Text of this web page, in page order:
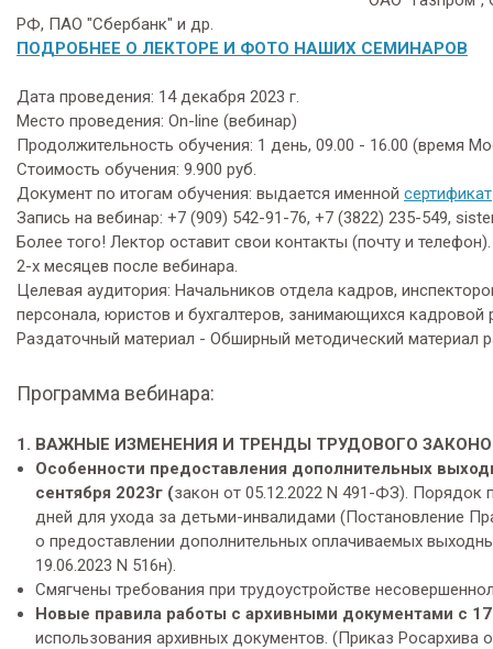
РФ, ПАО "Сбербанк" и др.
ПОДРОБНЕЕ О ЛЕКТОРЕ И ФОТО НАШИХ СЕМИНАРОВ
Дата проведения: 14 декабря 2023 г.
Место проведения: On-line (вебинар)
Продолжительность обучения: 1 день, 09.00 - 16.00 (время
Стоимость обучения: 9.900 руб.
Документ по итогам обучения: выдается именной сертификат
Запись на вебинар: +7 (909) 542-91-76, +7 (3822) 235-549,
Более того! Лектор оставит свои контакты (почту и
2-х месяцев после вебинара.
Целевая аудитория: Начальников отдела кадров,
персонала, юристов и бухгалтеров, занимающихся кадровой
Раздаточный материал - Обширный методический материал
Программа вебинара:
1. ВАЖНЫЕ ИЗМЕНЕНИЯ И ТРЕНДЫ ТРУДОВОГО
Особенности предоставления дополнительных
сентября 2023г (закон от 05.12.2022 N 491-ФЗ). Порядок
дней для ухода за детьми-инвалидами (Постановление
о предоставлении дополнительных оплачиваемых
19.06.2023 N 516н).
Смягчены требования при трудоустройстве
Новые правила работы с архивными документами с
использования архивных документов. (Приказ Росархива